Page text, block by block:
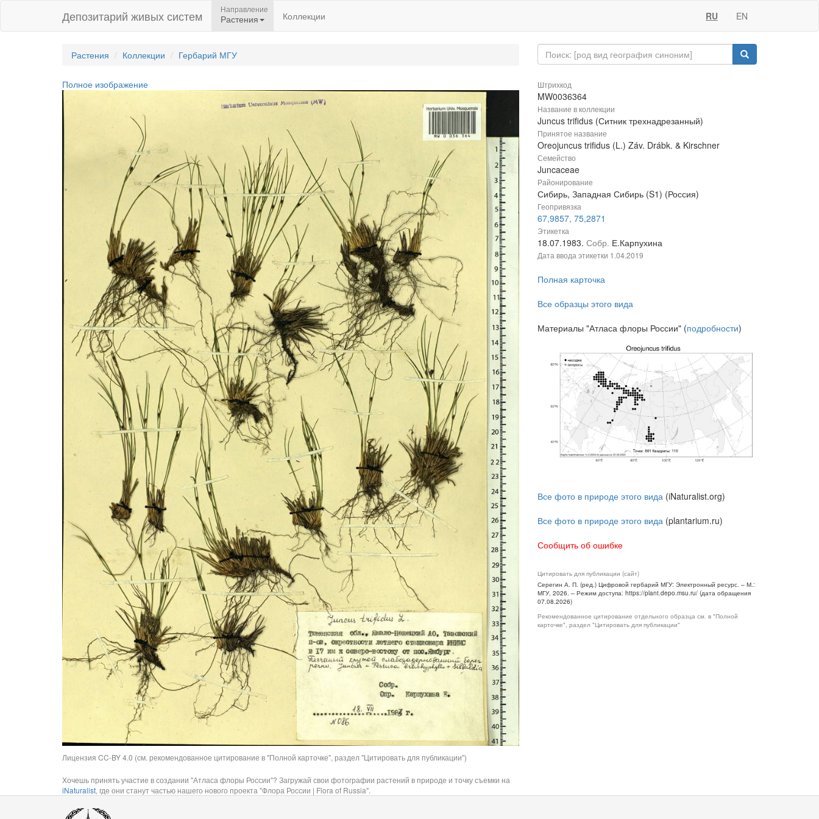
Депозитарий живых систем Направление
Растения Коллекции RU EN
Растения Коллекции Гербарий МГУ
Полное изображение
Лицензия CC-BY 4.0 (см. рекомендованное цитирование в "Полной карточке", раздел "Цитировать для публикации")
Хочешь принять участие в создании "Атласа флоры России"? Загружай свои фотографии растений в природе и точку съемки на
iNaturalist, где они станут частью нашего нового проекта "Флора России | Flora of Russia".
Штрихкод
MW0036364
Название в коллекции
Juncus trifidus (Ситник трехнадрезанный)
Принятое название
Oreojuncus trifidus (L.) Záv. Drábk. & Kirschner
Семейство
Juncaceae
Районирование
Сибирь, Западная Сибирь (S1) (Россия)
Геопривязка
67,9857, 75,2871
Этикетка
18.07.1983. Собр. Е.Карпухина
Дата ввода этикетки 1.04.2019
Полная карточка
Все образцы этого вида
Материалы "Атласа флоры России" (подробности)
Все фото в природе этого вида (iNaturalist.org)
Все фото в природе этого вида (plantarium.ru)
Сообщить об ошибке
Цитировать для публикации (сайт)
Серегин А. П. (ред.) Цифровой гербарий МГУ: Электронный ресурс. – М.:
МГУ, 2026. – Режим доступа: https://plant.depo.msu.ru/ (дата обращения
07.08.2026)
Рекомендованное цитирование отдельного образца см. в "Полной
карточке", раздел "Цитировать для публикации"